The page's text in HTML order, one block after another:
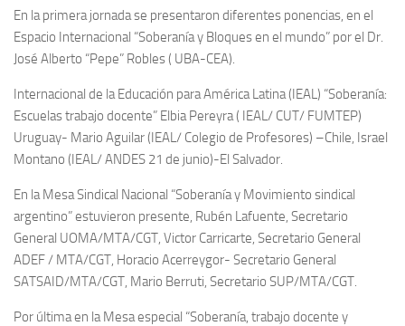
En la primera jornada se presentaron diferentes ponencias, en el
Espacio Internacional “Soberanía y Bloques en el mundo” por el Dr.
José Alberto “Pepe” Robles ( UBA-CEA).
Internacional de la Educación para América Latina (IEAL) “Soberanía:
Escuelas trabajo docente” Elbia Pereyra ( IEAL/ CUT/ FUMTEP)
Uruguay- Mario Aguilar (IEAL/ Colegio de Profesores) –Chile, Israel
Montano (IEAL/ ANDES 21 de junio)-El Salvador.
En la Mesa Sindical Nacional “Soberanía y Movimiento sindical
argentino” estuvieron presente, Rubén Lafuente, Secretario
General UOMA/MTA/CGT, Victor Carricarte, Secretario General
ADEF / MTA/CGT, Horacio Acerreygor- Secretario General
SATSAID/MTA/CGT, Mario Berruti, Secretario SUP/MTA/CGT.
Por última en la Mesa especial “Soberanía, trabajo docente y